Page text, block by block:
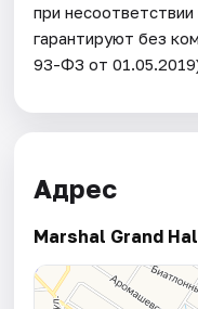
при
гарантируют без
93-ФЗ от
Адрес
Marshal Grand